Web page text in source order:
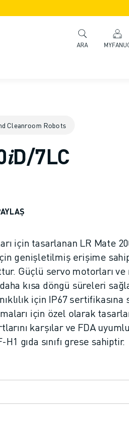
ARA
Cleanroom Robots
7LC
için tasarlanan LR Mate
genişletilmiş erişime
Güçlü servo motorları
kısa döngü süreleri
için IP67 sertifikasına
için özel olarak
karşılar ve FDA
gıda sınıfı grese sahiptir.